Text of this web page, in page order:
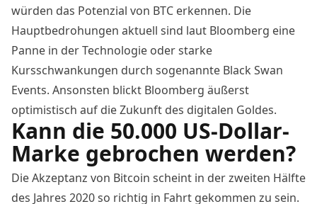
würden das Potenzial von BTC erkennen. Die
Hauptbedrohungen aktuell sind laut Bloomberg eine
Panne in der Technologie oder starke
Kursschwankungen durch sogenannte Black Swan
Events. Ansonsten blickt Bloomberg äußerst
optimistisch auf die Zukunft des digitalen Goldes.
Kann die 50.000 US-Dollar-
Marke gebrochen werden?
Die Akzeptanz von Bitcoin scheint in der zweiten Hälfte
des Jahres 2020 so richtig in Fahrt gekommen zu sein.